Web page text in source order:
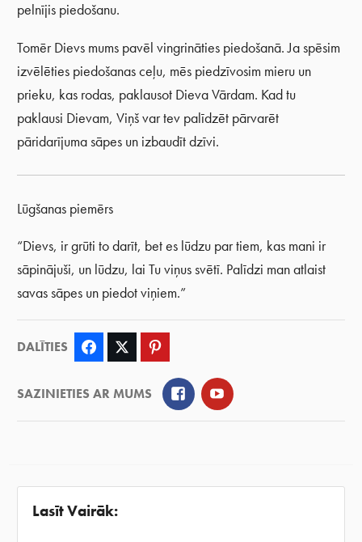
pelnījis piedošanu.
Tomēr Dievs mums pavēl vingrināties piedošanā. Ja spēsim
izvēlēties piedošanas ceļu, mēs piedzīvosim mieru un
prieku, kas rodas, paklausot Dieva Vārdam. Kad tu
paklausi Dievam, Viņš var tev palīdzēt pārvarēt
pāridarījuma sāpes un izbaudīt dzīvi.
Lūgšanas piemērs
“Dievs, ir grūti to darīt, bet es lūdzu par tiem, kas mani ir
sāpinājuši, un lūdzu, lai Tu viņus svētī. Palīdzi man atlaist
savas sāpes un piedot viņiem.”
DALĪTIES Facebook Twitter
SAZINIETIES AR MUMS FacebookYouTube
Lasīt Vairāk: